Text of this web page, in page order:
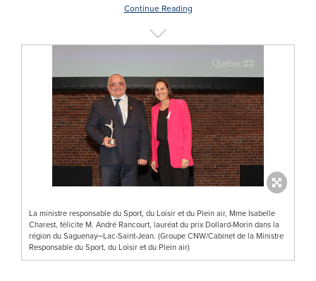
Continue Reading
La ministre responsable du Sport, du Loisir et du Plein air, Mme Isabelle
Charest, félicite M. André Rancourt, lauréat du prix Dollard-Morin dans la
région du Saguenay─Lac-Saint-Jean. (Groupe CNW/Cabinet de la Ministre
Responsable du Sport, du Loisir et du Plein air)